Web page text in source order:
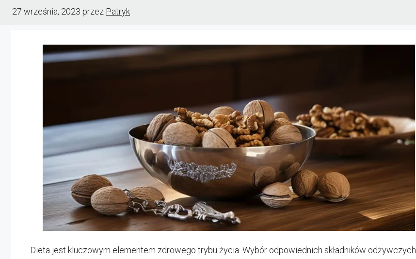
27 września, 2023 przez Patryk
Dieta jest kluczowym elementem zdrowego trybu życia. Wybór odpowiednich składników odżywczych